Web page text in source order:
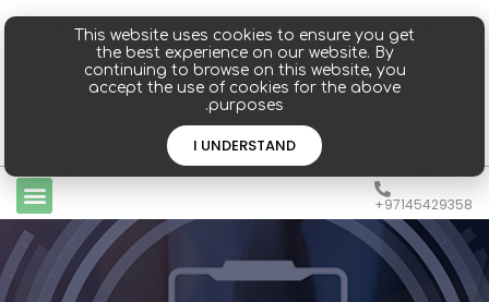
تسجيل الدخول إشتراك
97145429358+
This website uses cookies to ensure you get
the best experience on our website. By
continuing to browse on this website, you
accept the use of cookies for the above
purposes.
I UNDERSTAND